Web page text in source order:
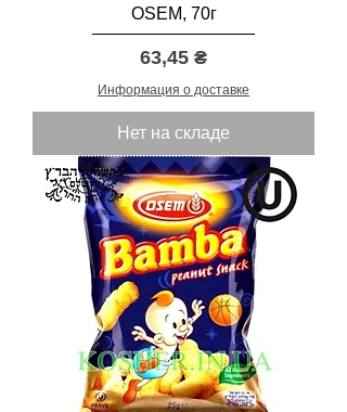
OSEM, 70г
Цена
63,45 ₴
Информация о доставке
Нет на складе